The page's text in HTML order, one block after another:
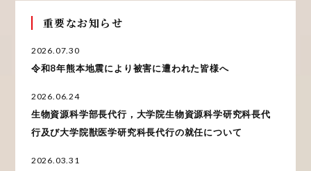
重要なお知らせ
2026.07.30
令和8年熊本地震により被害に遭われた皆様へ
2026.06.24
生物資源科学部長代行，大学院生物資源科学研究科長代
行及び大学院獣医学研究科長代行の就任について
2026.03.31